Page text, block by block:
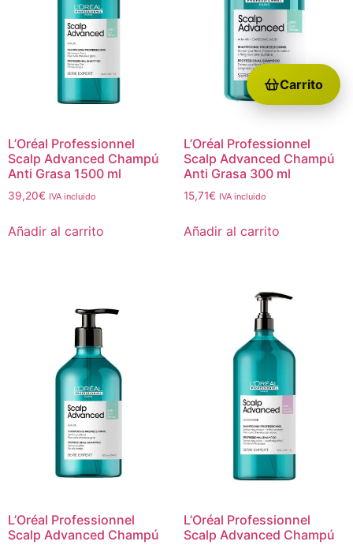
L’Oréal Professionnel
Scalp Advanced Champú
Anti Grasa 1500 ml
39,20€ IVA incluido
Añadir al carrito
L’Oréal Professionnel
Scalp Advanced Champú
Anti Grasa 300 ml
15,71€ IVA incluido
Añadir al carrito
L’Oréal Professionnel
Scalp Advanced Champú
L’Oréal Professionnel
Scalp Advanced Champú
Carrito